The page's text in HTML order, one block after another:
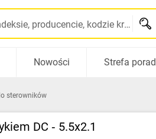
Szukaj po nazwie, indeksie, producencie, kodzie kreskowym...
Nowości Strefa porad
sterowników
DC ‑ 5.5x2.1